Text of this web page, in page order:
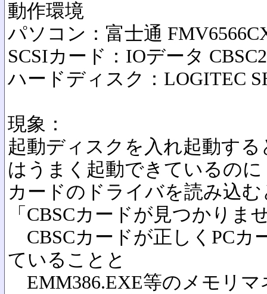
動作環境
パソコン：富士通
SCSIカード：IOデータ CBSC2
ハードディスク：LOGITEC
現象：
起動ディスクを入れ起動す
はうまく起動できているのに
カードのドライバを読み込む
「CBSCカードが見つかりま
CBSCカードが正しくPCカ
ていることと
EMM386.EXE等のメモリ